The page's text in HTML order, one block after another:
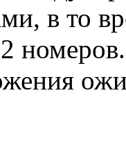
в то